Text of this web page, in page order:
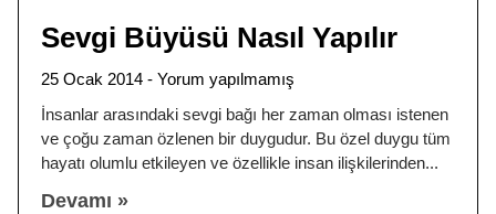
Sevgi Büyüsü Nasıl Yapılır
25 Ocak 2014
Yorum yapılmamış
İnsanlar arasındaki sevgi bağı her zaman olması istenen
ve çoğu zaman özlenen bir duygudur. Bu özel duygu tüm
hayatı olumlu etkileyen ve özellikle insan ilişkilerinden
Devamı »